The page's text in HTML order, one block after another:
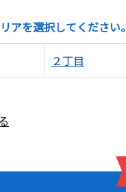
アを選択してください。
２丁目